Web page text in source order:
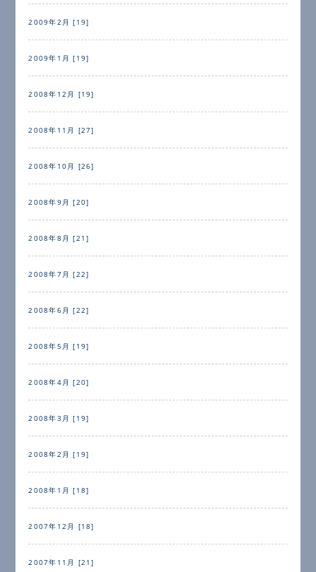
2009年2月 [19]
2009年1月 [19]
2008年12月 [19]
2008年11月 [27]
2008年10月 [26]
2008年9月 [20]
2008年8月 [21]
2008年7月 [22]
2008年6月 [22]
2008年5月 [19]
2008年4月 [20]
2008年3月 [19]
2008年2月 [19]
2008年1月 [18]
2007年12月 [18]
2007年11月 [21]